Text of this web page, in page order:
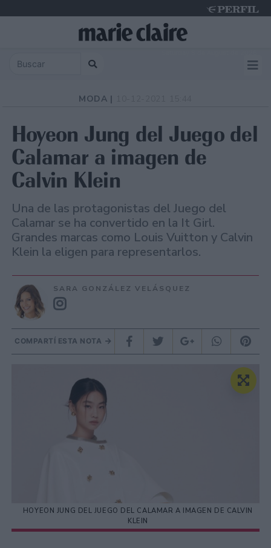
MODA |
Hoyeon Jung del Juego del
Calamar a imagen de
Calvin Klein
Una de las protagonistas del Juego del
Calamar se ha convertido en la It Girl.
Grandes marcas como Louis Vuitton y Calvin
Klein la eligen para representarlos.
SARA GONZÁLEZ VELÁSQUEZ
COMPARTÍ ESTA NOTA
HOYEON JUNG DEL JUEGO DEL CALAMAR A IMAGEN DE CALVIN
KLEIN